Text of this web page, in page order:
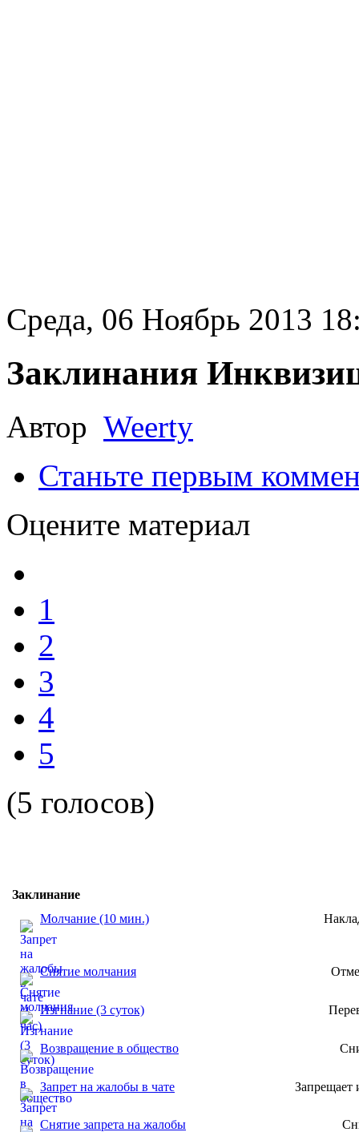
Среда, 06 Ноябрь 2013
Заклинания
Автор Weerty
Станьте первым
Оцените материал
1
2
3
4
5
(5 голосов)
Заклинание
Молчание (10 мин.)
Снятие молчания
Изгнание (3 суток)
Возвращение в общество
Запрет на жалобы в чате Запрещает
Cнятие запрета на жалобы